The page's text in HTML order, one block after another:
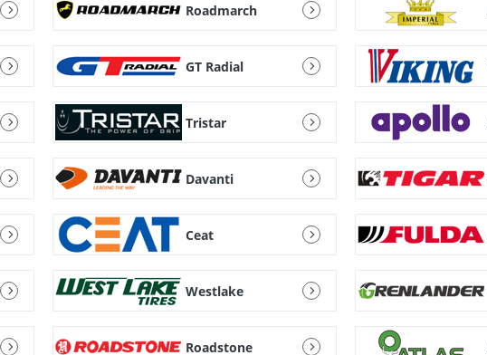
Roadmarch
GT Radial
Tristar
Davanti
Ceat
Westlake
Roadstone